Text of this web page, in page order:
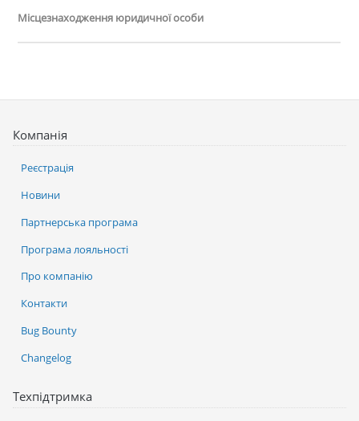
Місцезнаходження юридичної особи
Компанія
Реєстрація
Новини
Партнерська програма
Програма лояльності
Про компанію
Контакти
Bug Bounty
Changelog
Техпідтримка